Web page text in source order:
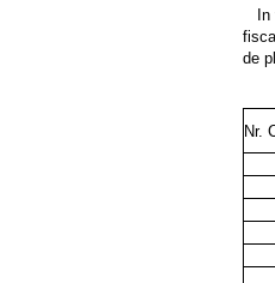
de
Nr.